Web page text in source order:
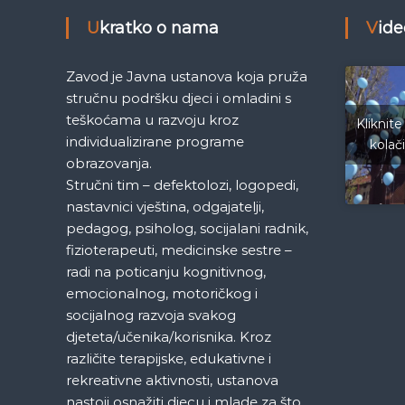
i
g
a
c
i
j
a
č
l
a
Ukratko o nama
Zavod je Javna ustanova koja pruža
stručnu podršku djeci i omladini s
teškoćama u razvoju kroz
individualizirane programe
obrazovanja.
Stručni tim – defektolozi, logopedi,
nastavnici vještina, odgajatelji,
pedagog, psiholog, socijalani radnik,
fizioterapeuti, medicinske sestre –
radi na poticanju kognitivnog,
emocionalnog, motoričkog i
socijalnog razvoja svakog
djeteta/učenika/korisnika. Kroz
različite terapijske, edukativne i
rekreativne aktivnosti, ustanova
nastoji osnažiti djecu i mlade za što